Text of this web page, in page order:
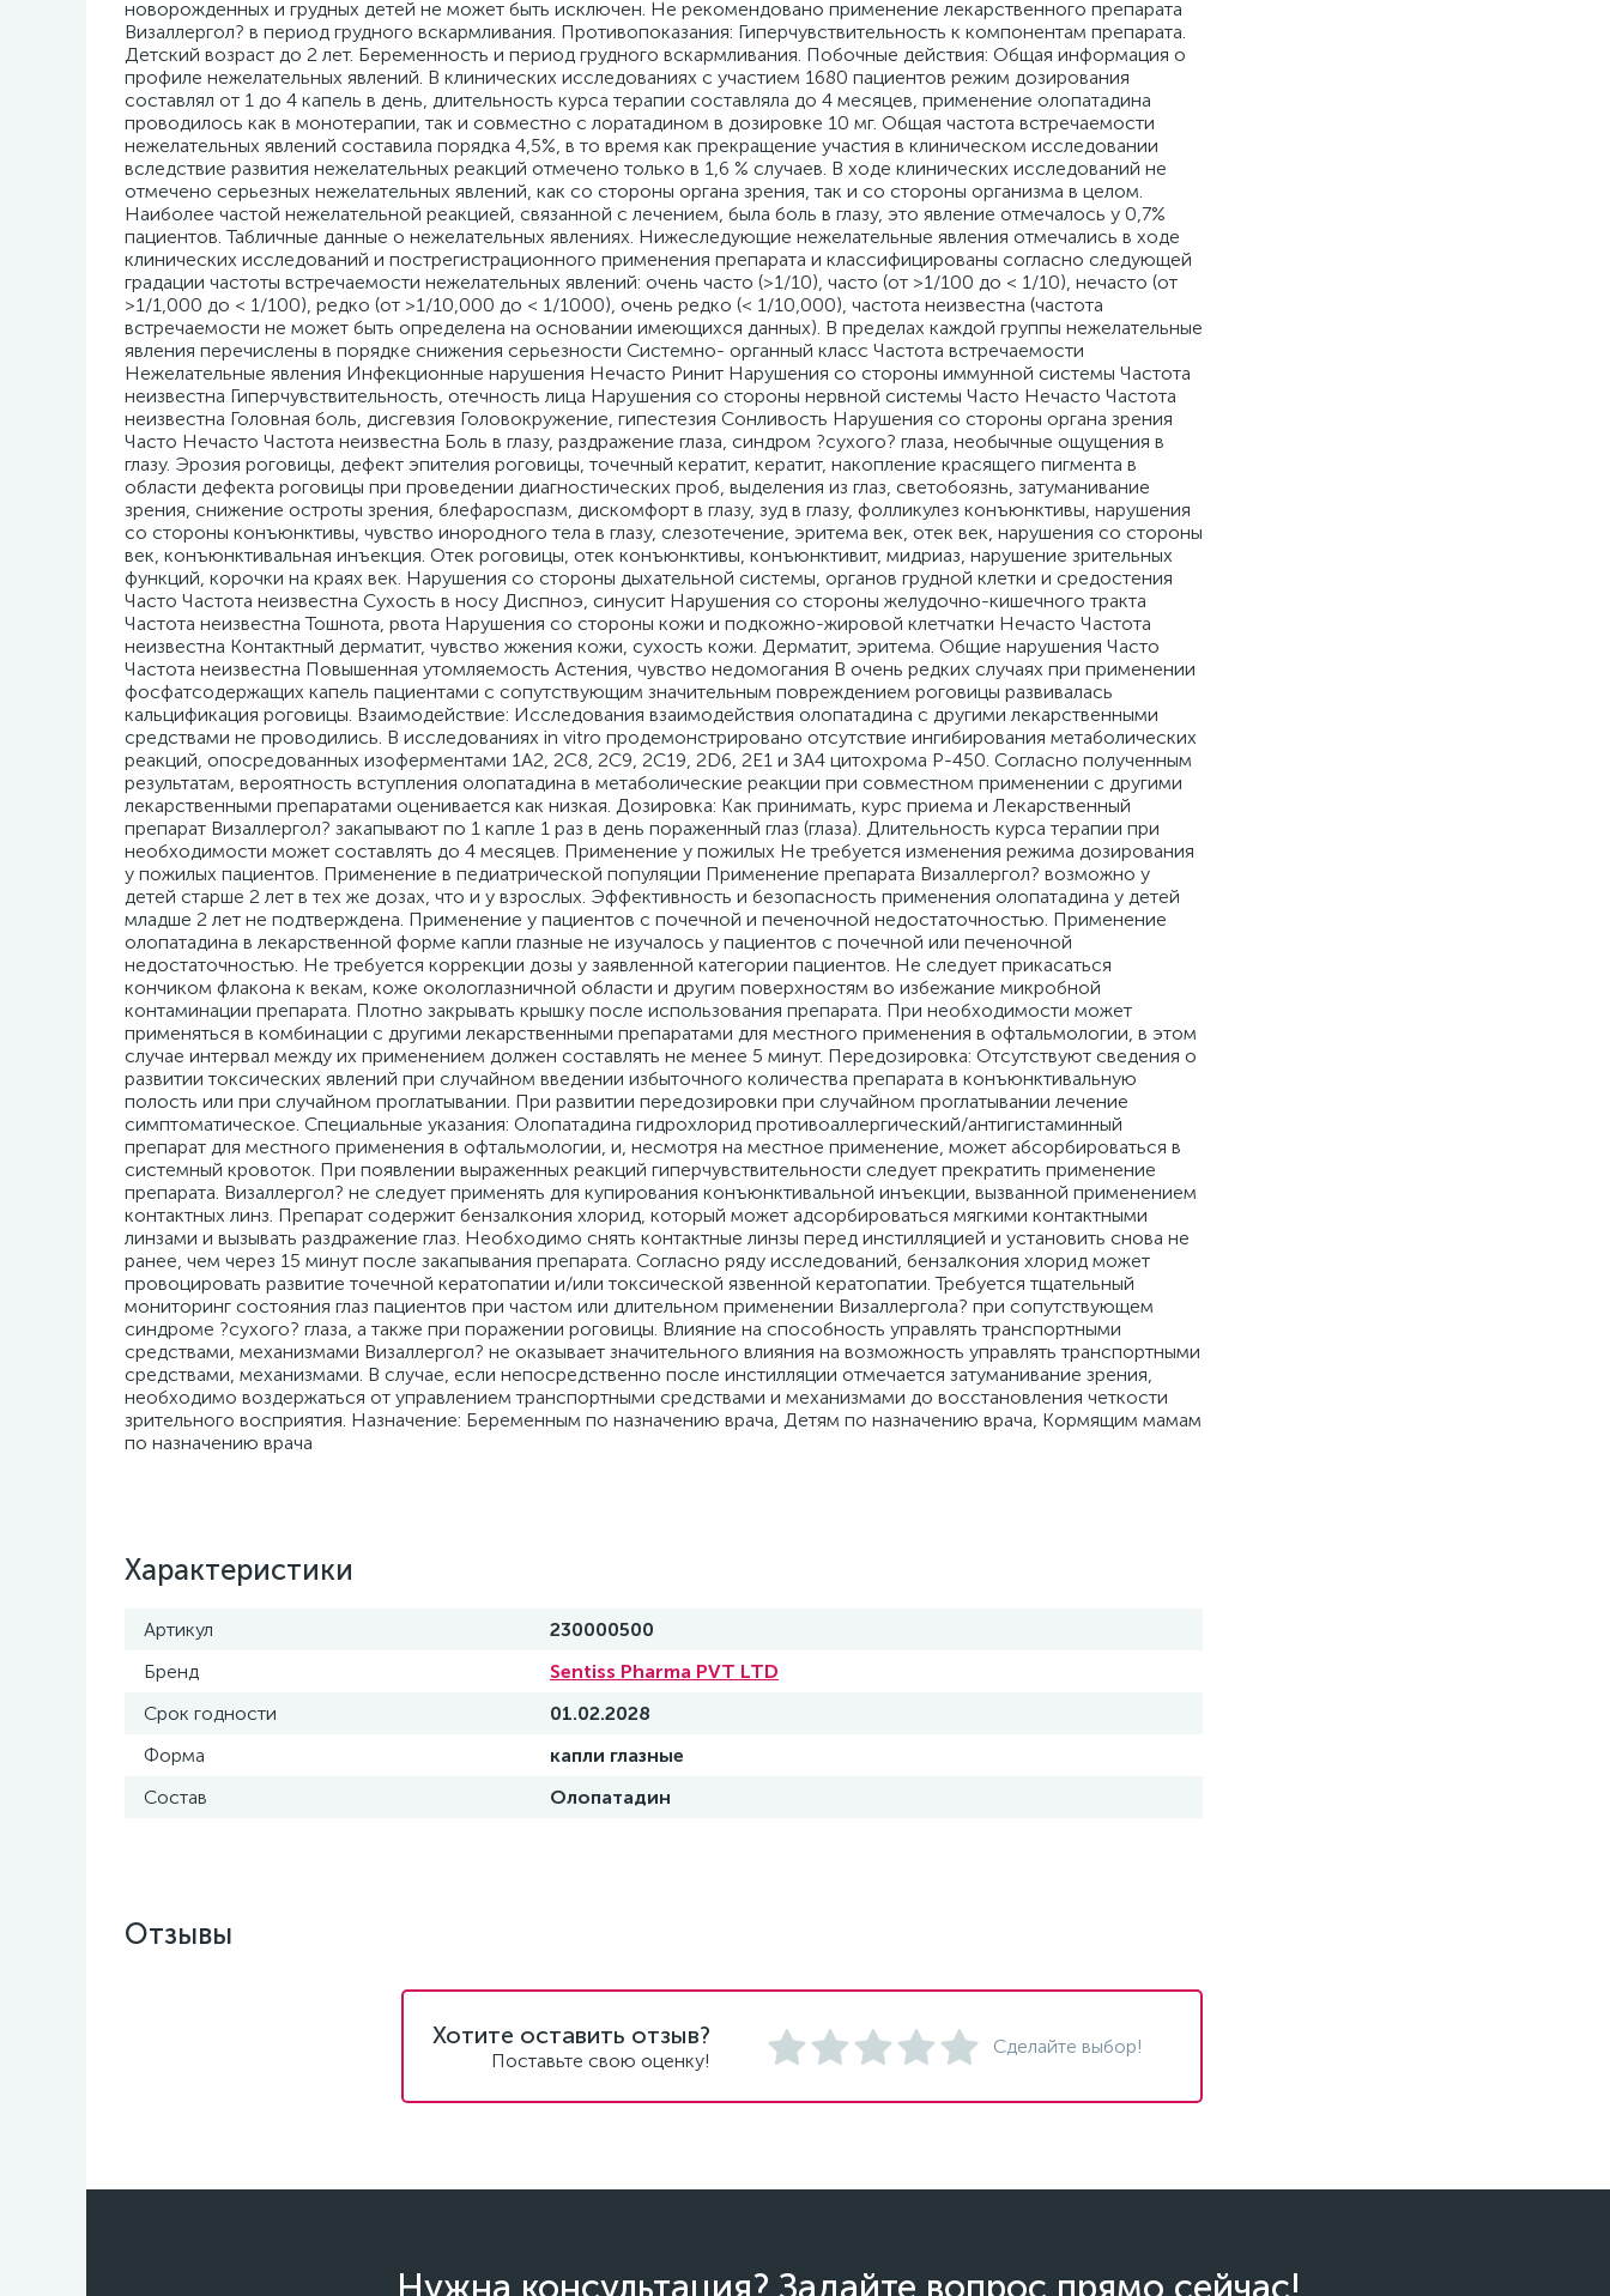
Характеристики
Артикул
230000500
Бренд
Sentiss Pharma PVT LTD
Срок годности
01.02.2028
Форма
капли глазные
Состав
Олопатадин
Отзывы
Хотите оставить отзыв?
Поставьте свою оценку!
Сделайте выбор!